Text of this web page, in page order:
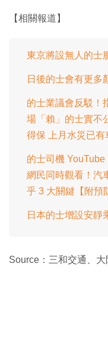
【相關報道】
東京將設無人的士
日後的士會有更多
的士業議會反駁！
場「賴」的士實不
得保 上月水災已有
的士司機
網民同時觀看！汽
乎 3 大關鍵【附預
日本的士增設安靜
Source：三和交通、大